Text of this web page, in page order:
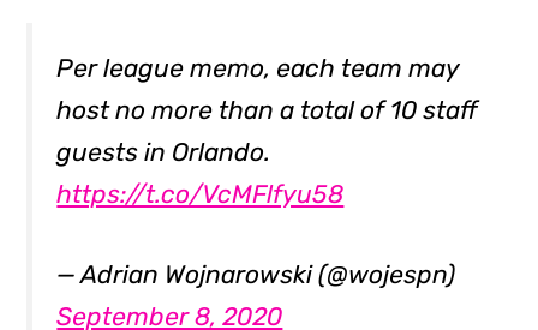
Per league memo, each team may
host no more than a total of 10 staff
guests in Orlando.
https://t.co/VcMFlfyu58
— Adrian Wojnarowski (@wojespn)
September 8, 2020